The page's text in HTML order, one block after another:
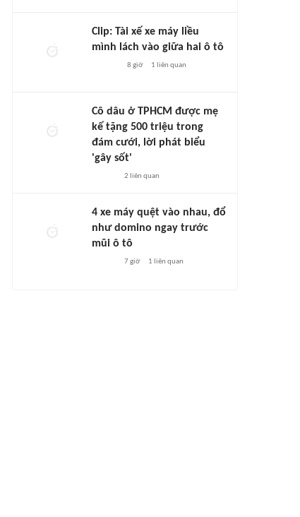
Clip: Tài xế xe máy liều
mình lách vào giữa hai ô tô
8 giờ 1 liên quan
Cô dâu ở TPHCM được mẹ
kế tặng 500 triệu trong
đám cưới, lời phát biểu
'gây sốt'
2 liên quan
4 xe máy quệt vào nhau, đổ
như domino ngay trước
mũi ô tô
7 giờ 1 liên quan